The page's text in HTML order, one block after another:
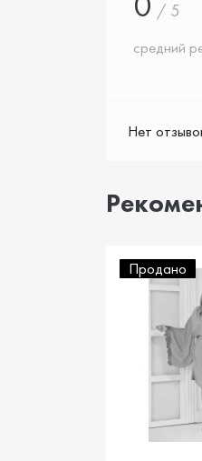
/ 5
средний
Нет
Продано